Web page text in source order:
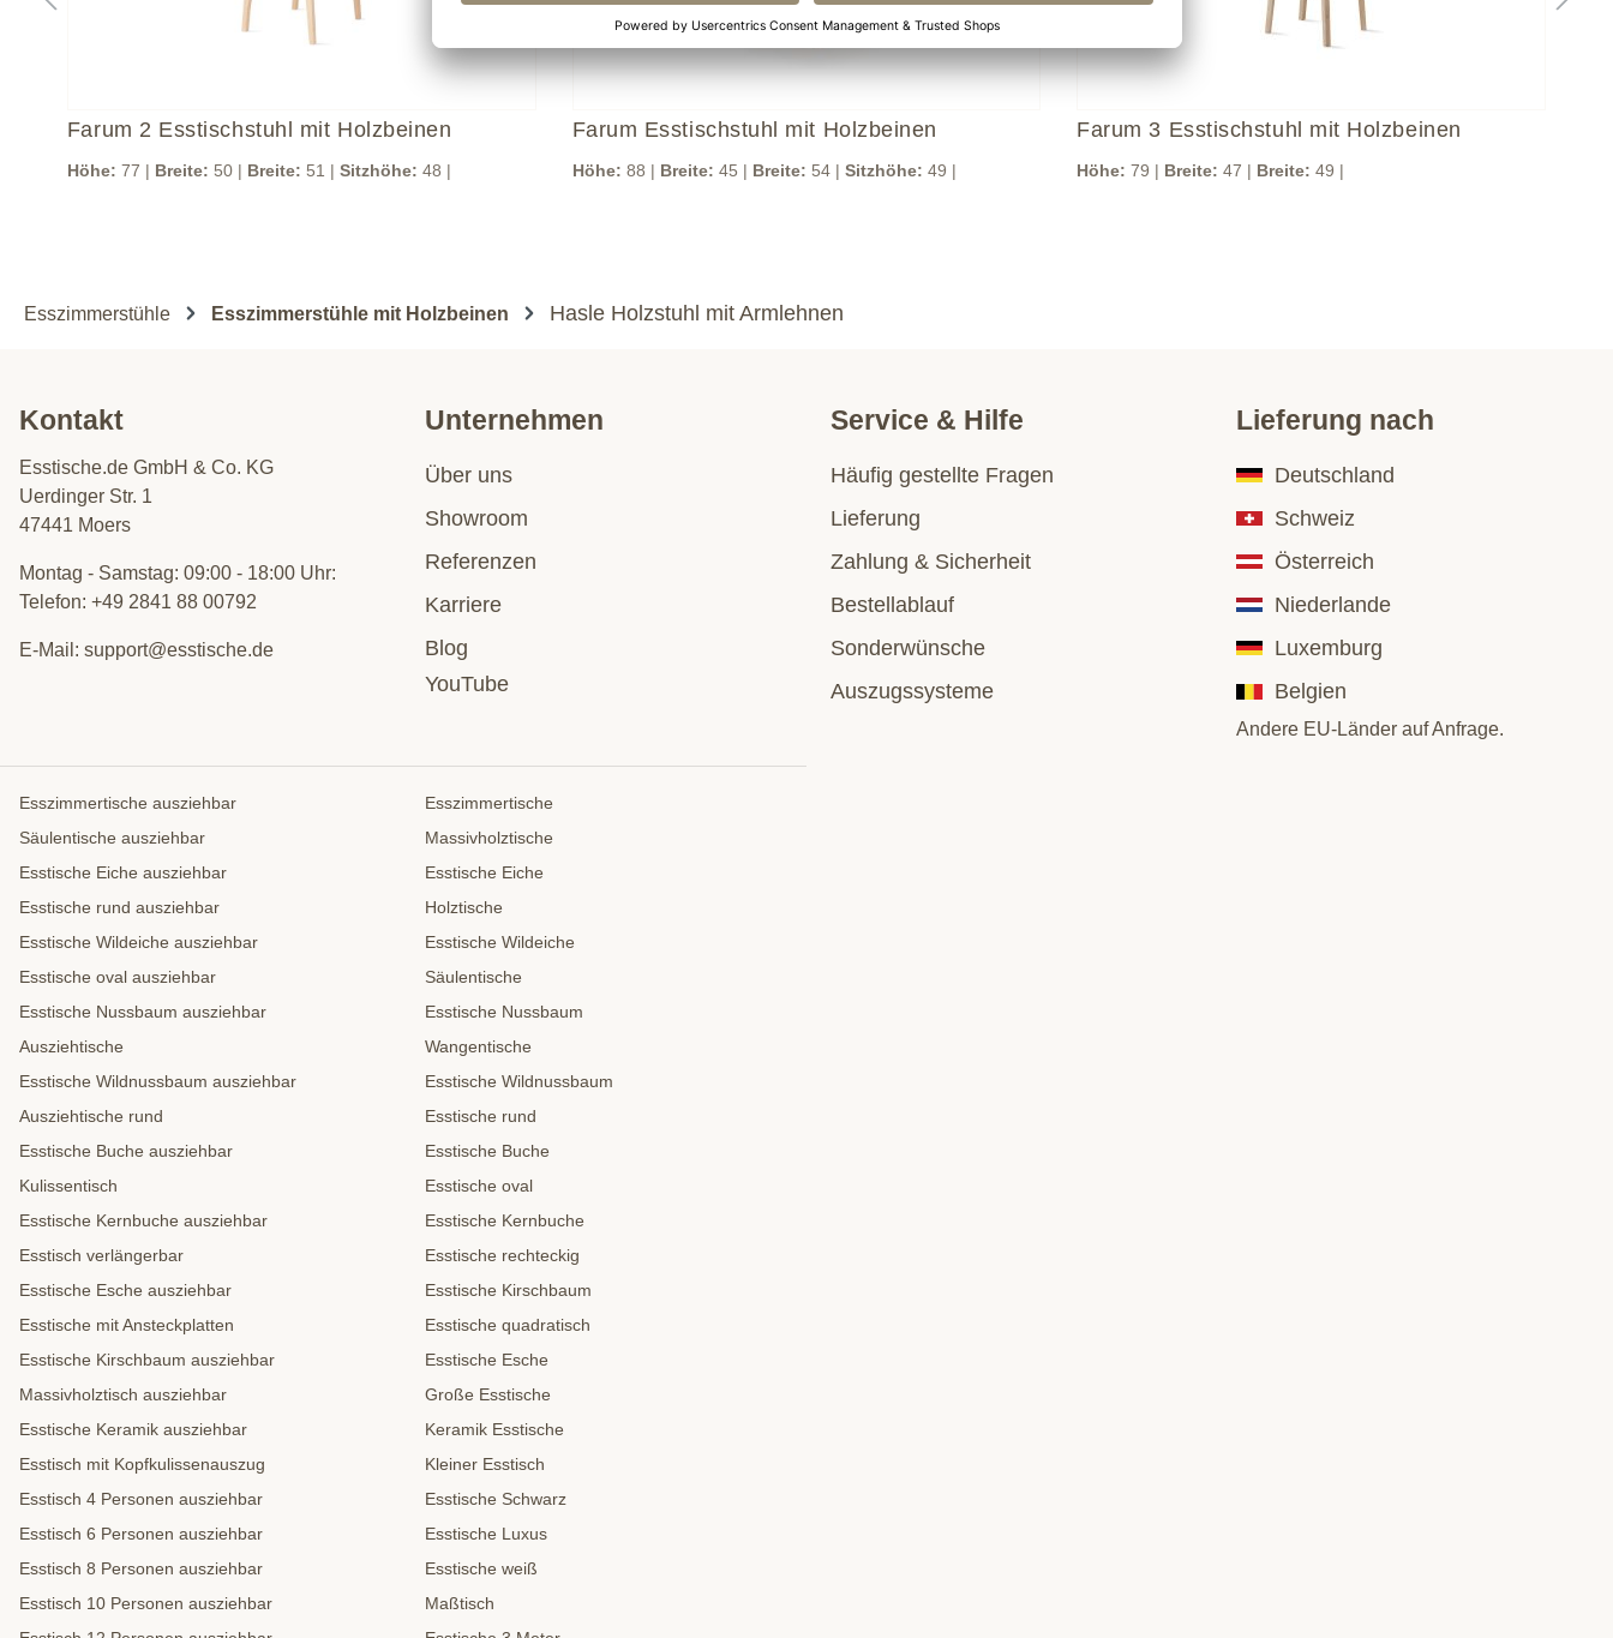
Farum 2 Esstischstuhl mit Holzbeinen
Höhe: 77 | Breite: 50 | Breite: 51 | Sitzhöhe: 48 |
Farum Esstischstuhl mit Holzbeinen
Höhe: 88 | Breite: 45 | Breite: 54 | Sitzhöhe: 49 |
Farum 3 Esstischstuhl mit Holzbeinen
Höhe: 79 | Breite: 47 | Breite: 49 |
Esszimmerstühle Esszimmerstühle mit Holzbeinen Hasle Holzstuhl mit Armlehnen
Kontakt
Esstische.de GmbH & Co. KG
Uerdinger Str. 1
47441 Moers
Montag - Samstag: 09:00 - 18:00 Uhr:
Telefon: +49 2841 88 00792
E-Mail: support@esstische.de
Unternehmen
Über uns
Showroom
Referenzen
Karriere
Blog
YouTube
Service & Hilfe
Häufig gestellte Fragen
Lieferung
Zahlung & Sicherheit
Bestellablauf
Sonderwünsche
Auszugssysteme
Lieferung nach
Deutschland
Schweiz
Österreich
Niederlande
Luxemburg
Belgien
Andere EU-Länder auf Anfrage.
Esszimmertische ausziehbar
Säulentische ausziehbar
Esstische Eiche ausziehbar
Esstische rund ausziehbar
Esstische Wildeiche ausziehbar
Esstische oval ausziehbar
Esstische Nussbaum ausziehbar
Ausziehtische
Esstische Wildnussbaum ausziehbar
Ausziehtische rund
Esstische Buche ausziehbar
Kulissentisch
Esstische Kernbuche ausziehbar
Esstisch verlängerbar
Esstische Esche ausziehbar
Esstische mit Ansteckplatten
Esstische Kirschbaum ausziehbar
Massivholztisch ausziehbar
Esstische Keramik ausziehbar
Esstisch mit Kopfkulissenauszug
Esstisch 4 Personen ausziehbar
Esstisch 6 Personen ausziehbar
Esstisch 8 Personen ausziehbar
Esstisch 10 Personen ausziehbar
Esszimmertische
Massivholztische
Esstische Eiche
Holztische
Esstische Wildeiche
Säulentische
Esstische Nussbaum
Wangentische
Esstische Wildnussbaum
Esstische rund
Esstische Buche
Esstische oval
Esstische Kernbuche
Esstische rechteckig
Esstische Kirschbaum
Esstische quadratisch
Esstische Esche
Große Esstische
Keramik Esstische
Kleiner Esstisch
Esstische Schwarz
Esstische Luxus
Esstische weiß
Maßtisch